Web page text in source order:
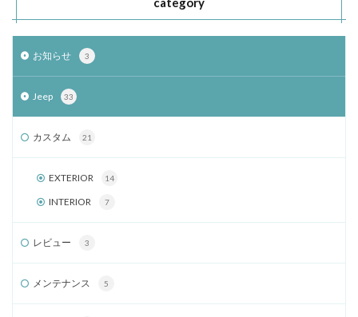
お知らせ 3
Jeep 33
カスタム 21
EXTERIOR 14
INTERIOR 7
レビュー 3
メンテナンス 5